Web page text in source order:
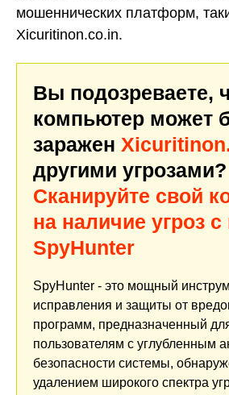
мошеннических платформ,
Xicuritinon.co.in.
Вы подозреваете,
компьютер может
заражен
другими угрозами?
Сканируйте свой
на наличие угроз
SpyHunter
SpyHunter - это мощный
исправления и защиты от
программ, предназначенный
пользователям с углубленным
безопасности системы,
удалением широкого спектра